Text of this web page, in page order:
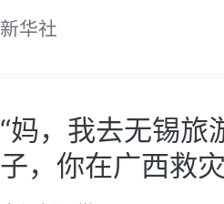
新华社
“妈，我去无锡旅
子，你在广西救